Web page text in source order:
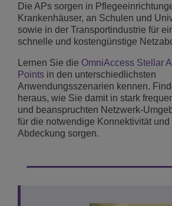
Die APs sorgen in
Krankenhäuser, an Schulen und
sowie in der Transportindustrie für
schnelle und kostengünstige
Lernen Sie die OmniAccess Stellar
Points in den unterschiedlichsten
Anwendungsszenarien kennen.
heraus, wie Sie damit in stark
und beanspruchten Netzwerk-
für die notwendige Konnektivität und
Abdeckung sorgen.